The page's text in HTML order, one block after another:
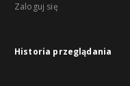
Zaloguj się
Historia przeglądania